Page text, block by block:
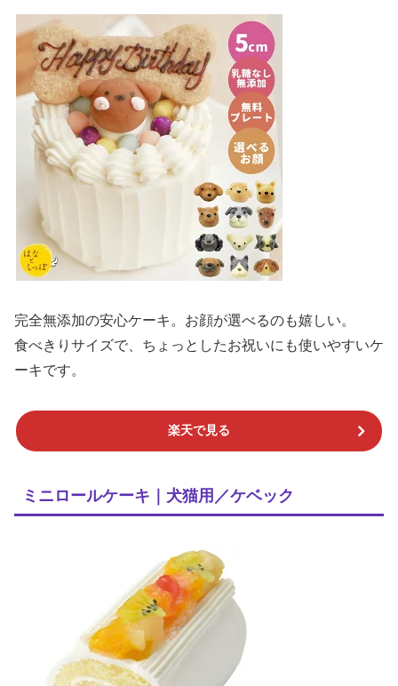
完全無添加の安心ケーキ。お顔が選べるのも嬉しい。
食べきりサイズで、ちょっとしたお祝いにも使いやすいケ
ーキです。
楽天で見る
ミニロールケーキ｜犬猫用／ケベック